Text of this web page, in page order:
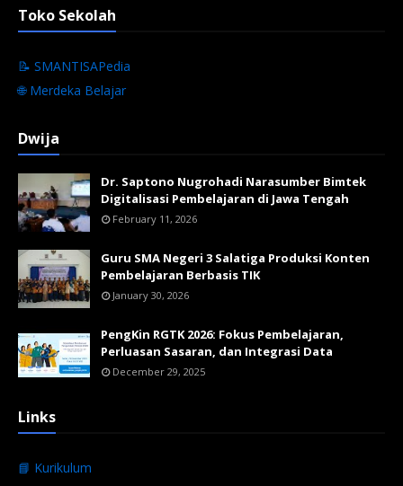
Toko Sekolah
📝 SMANTISAPedia
🌐 Merdeka Belajar
Dwija
Dr. Saptono Nugrohadi Narasumber Bimtek
Digitalisasi Pembelajaran di Jawa Tengah
February 11, 2026
Guru SMA Negeri 3 Salatiga Produksi Konten
Pembelajaran Berbasis TIK
January 30, 2026
PengKin RGTK 2026: Fokus Pembelajaran,
Perluasan Sasaran, dan Integrasi Data
December 29, 2025
Links
📘 Kurikulum